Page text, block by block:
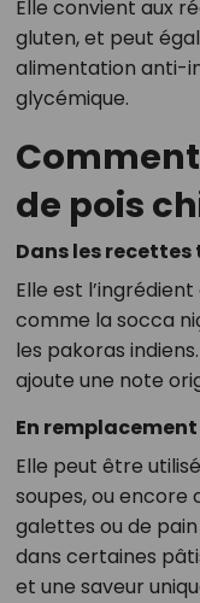
Elle convient aux
gluten, et peut
alimentation anti-
glycémique.
de pois
Dans les
Elle est
comme la socca
les pakoras
ajoute une note
En
Elle peut être
soupes, ou encore
galettes ou de pain
dans certaines
et une saveur